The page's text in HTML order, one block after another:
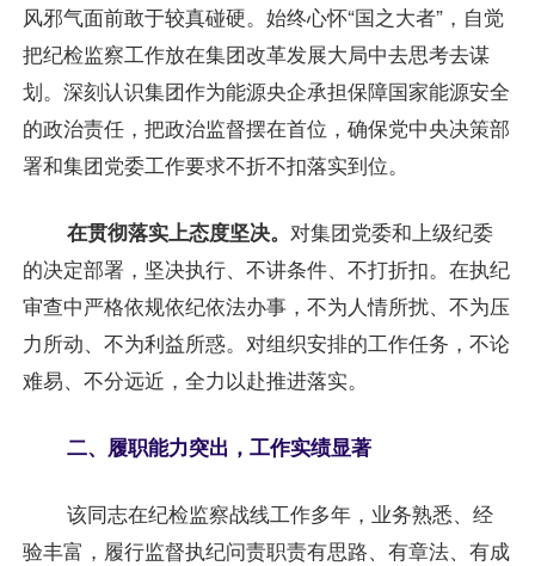
风邪气面前敢于较真碰硬。始终心怀“国之大者”，自觉
把纪检监察工作放在集团改革发展大局中去思考去谋
划。深刻认识集团作为能源央企承担保障国家能源安全
的政治责任，把政治监督摆在首位，确保党中央决策部
署和集团党委工作要求不折不扣落实到位。
在贯彻落实上态度坚决。 对集团党委和上级纪委
的决定部署，坚决执行、不讲条件、不打折扣。在执纪
审查中严格依规依纪依法办事，不为人情所扰、不为压
力所动、不为利益所惑。对组织安排的工作任务，不论
难易、不分远近，全力以赴推进落实。
二、履职能力突出，工作实绩显著
该同志在纪检监察战线工作多年，业务熟悉、经
验丰富，履行监督执纪问责职责有思路、有章法、有成